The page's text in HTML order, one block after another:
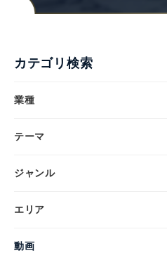
カテゴリ検索
業種
テーマ
ジャンル
エリア
動画